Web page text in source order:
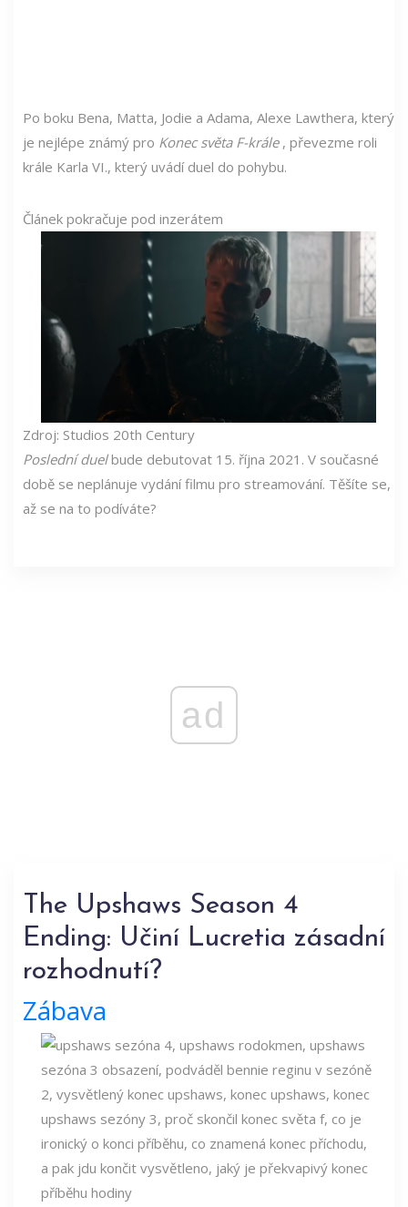
Po boku Bena, Matta, Jodie a Adama, Alexe Lawthera, který
je nejlépe známý pro Konec světa F-krále, převezme roli
krále Karla VI., který uvádí duel do pohybu.
Článek pokračuje pod inzerátem
Zdroj: Studios 20th Century
Poslední duelbude debutovat 15. října 2021. V současné
době se neplánuje vydání filmu pro streamování. Těšíte se,
až se na to podíváte?
ad
The Upshaws Season 4
Ending: Učiní Lucretia zásadní
rozhodnutí?
Zábava